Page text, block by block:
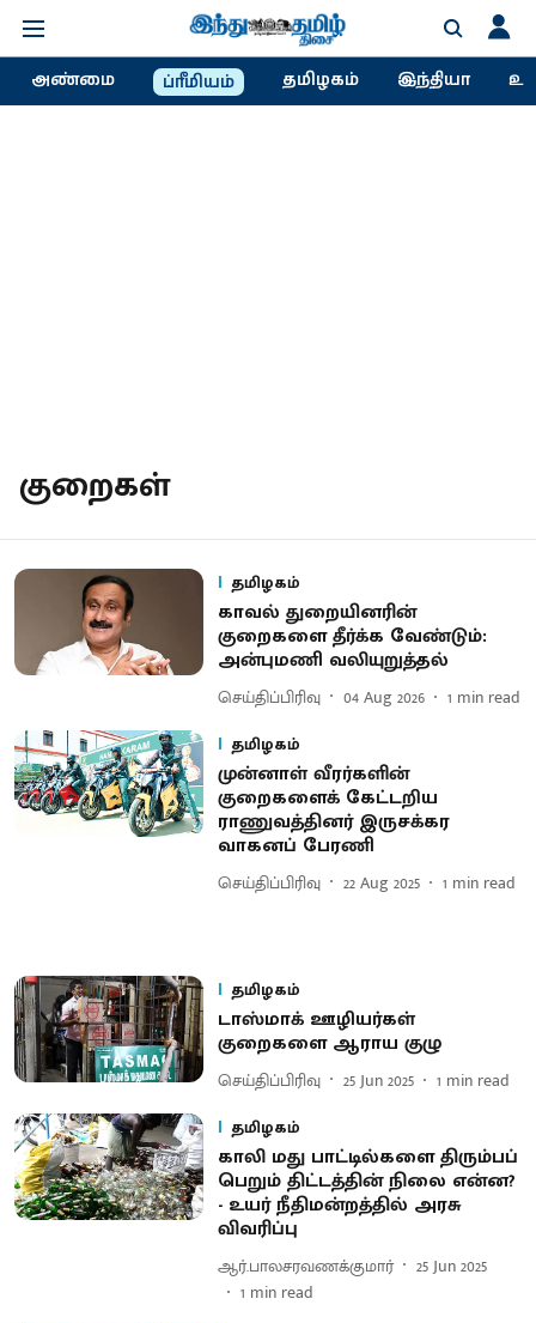
அண்மை ப்ரீமியம் தமிழகம் இந்தியா
குறைகள்
தமிழகம்
காவல் துறையினரின்
குறைகளை தீர்க்க வேண்டும்:
அன்புமணி வலியுறுத்தல்
செய்திப்பிரிவு 04 Aug 2026 1 min read
தமிழகம்
முன்னாள் வீரர்களின்
குறைகளைக் கேட்டறிய
ராணுவத்தினர் இருசக்கர
வாகனப் பேரணி
செய்திப்பிரிவு 22 Aug 2025 1 min read
தமிழகம்
டாஸ்மாக் ஊழியர்கள்
குறைகளை ஆராய குழு
செய்திப்பிரிவு 25 Jun 2025 1 min read
தமிழகம்
காலி மது பாட்டில்களை திரும்பப்
பெறும் திட்டத்தின் நிலை என்ன?
- உயர் நீதிமன்றத்தில் அரசு
விவரிப்பு
ஆர்.பாலசரவணக்குமார்
25 Jun 2025
1 min read